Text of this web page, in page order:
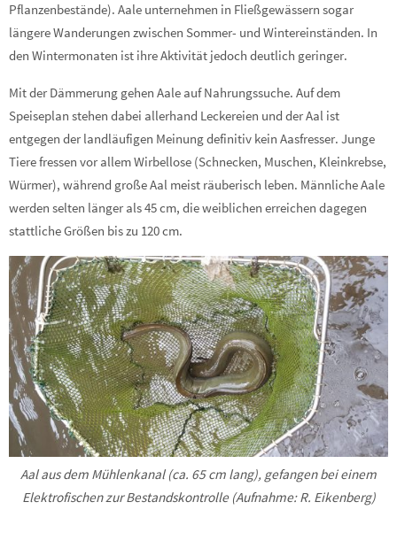
Pflanzenbestände). Aale unternehmen in Fließgewässern sogar
längere Wanderungen zwischen Sommer- und Wintereinständen. In
den Wintermonaten ist ihre Aktivität jedoch deutlich geringer.
Mit der Dämmerung gehen Aale auf Nahrungssuche. Auf dem
Speiseplan stehen dabei allerhand Leckereien und der Aal ist
entgegen der landläufigen Meinung definitiv kein Aasfresser. Junge
Tiere fressen vor allem Wirbellose (Schnecken, Muschen, Kleinkrebse,
Würmer), während große Aal meist räuberisch leben. Männliche Aale
werden selten länger als 45 cm, die weiblichen erreichen dagegen
stattliche Größen bis zu 120 cm.
Aal aus dem Mühlenkanal (ca. 65 cm lang), gefangen bei einem
Elektrofischen zur Bestandskontrolle (Aufnahme: R. Eikenberg)